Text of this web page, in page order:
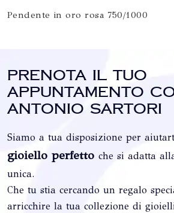
Pendente in oro rosa 750/1000
Prenota il tuo
appuntamento
Antonio Sartori
Siamo a tua disposizione per
gioiello perfetto che si adatta
unica.
Che tu stia cercando un regalo
arricchire la tua collezione di